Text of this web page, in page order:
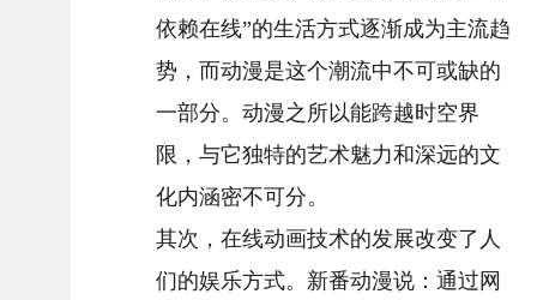
依赖在线”的生活方式逐渐成为主流趋
势，而动漫是这个潮流中不可或缺的
一部分。动漫之所以能跨越时空界
限，与它独特的艺术魅力和深远的文
化内涵密不可分。
其次，在线动画技术的发展改变了人
们的娱乐方式。新番动漫说：通过网